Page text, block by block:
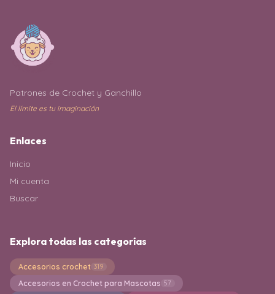
Patrones de Crochet y Ganchillo
El límite es tu imaginación
Enlaces
Inicio
Mi cuenta
Buscar
Explora todas las categorías
Accesorios crochet 319
Accesorios en Crochet para Mascotas 57